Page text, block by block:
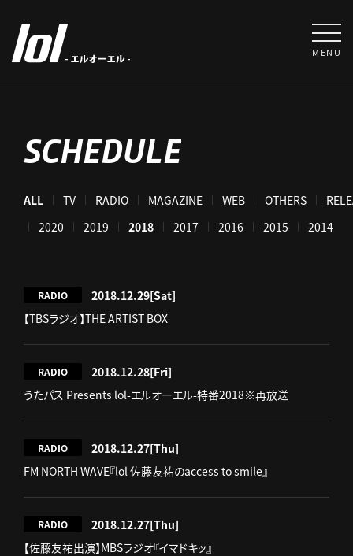
MENU
SCHEDULE
ALL TV RADIO MAGAZINE WEB OTHERS
2020 2019 2018 2017 2016 2015 2014
RADIO 2018.12.29[Sat]
【TBSラジオ】THE ARTIST BOX
RADIO 2018.12.28[Fri]
うたパス Presents lol-エルオーエル-特番2018※再放送
RADIO 2018.12.27[Thu]
FM NORTH WAVE『lol 佐藤友祐のaccess to smile』
RADIO 2018.12.27[Thu]
【佐藤友祐出演】MBSラジオ『イマドキッ』